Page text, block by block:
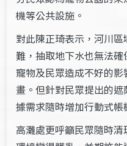
機等公共設施。
對此陳正琦表示，河川
難，抽取地下水也無法
寵物及民眾造成不好的
畫。但針對民眾提出的
據需求隨時增加行動式帳
高灘處更呼籲民眾隨時